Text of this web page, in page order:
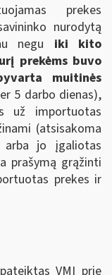
prekes
nurodytą
negu iki kito
prekėms buvo
muitinės
5 darbo dienas),
už importuotas
(atsisakoma
jo įgaliotas
prašymą grąžinti
prekes ir
VMI prie